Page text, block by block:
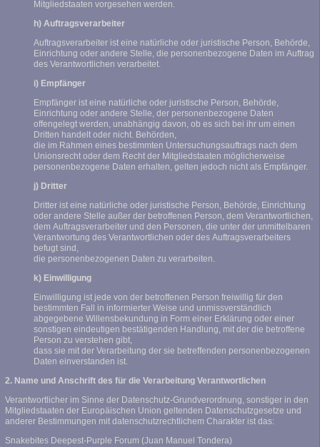
Mitgliedstaaten vorgesehen werden.
h) Auftragsverarbeiter
Auftragsverarbeiter ist eine natürliche oder juristische Person, Behörde,
Einrichtung oder andere Stelle, die personenbezogene Daten im Auftrag
des Verantwortlichen verarbeitet.
i) Empfänger
Empfänger ist eine natürliche oder juristische Person, Behörde,
Einrichtung oder andere Stelle, der personenbezogene Daten
offengelegt werden, unabhängig davon, ob es sich bei ihr um einen
Dritten handelt oder nicht. Behörden,
die im Rahmen eines bestimmten Untersuchungsauftrags nach dem
Unionsrecht oder dem Recht der Mitgliedstaaten möglicherweise
personenbezogene Daten erhalten, gelten jedoch nicht als Empfänger.
j) Dritter
Dritter ist eine natürliche oder juristische Person, Behörde, Einrichtung
oder andere Stelle außer der betroffenen Person, dem Verantwortlichen,
dem Auftragsverarbeiter und den Personen, die unter der unmittelbaren
Verantwortung des Verantwortlichen oder des Auftragsverarbeiters
befugt sind,
die personenbezogenen Daten zu verarbeiten.
k) Einwilligung
Einwilligung ist jede von der betroffenen Person freiwillig für den
bestimmten Fall in informierter Weise und unmissverständlich
abgegebene Willensbekundung in Form einer Erklärung oder einer
sonstigen eindeutigen bestätigenden Handlung, mit der die betroffene
Person zu verstehen gibt,
dass sie mit der Verarbeitung der sie betreffenden personenbezogenen
Daten einverstanden ist.
2. Name und Anschrift des für die Verarbeitung Verantwortlichen
Verantwortlicher im Sinne der Datenschutz-Grundverordnung, sonstiger in den
Mitgliedstaaten der Europäischen Union geltenden Datenschutzgesetze und
anderer Bestimmungen mit datenschutzrechtlichem Charakter ist das:
Snakebites Deepest-Purple Forum (Juan Manuel Tondera)